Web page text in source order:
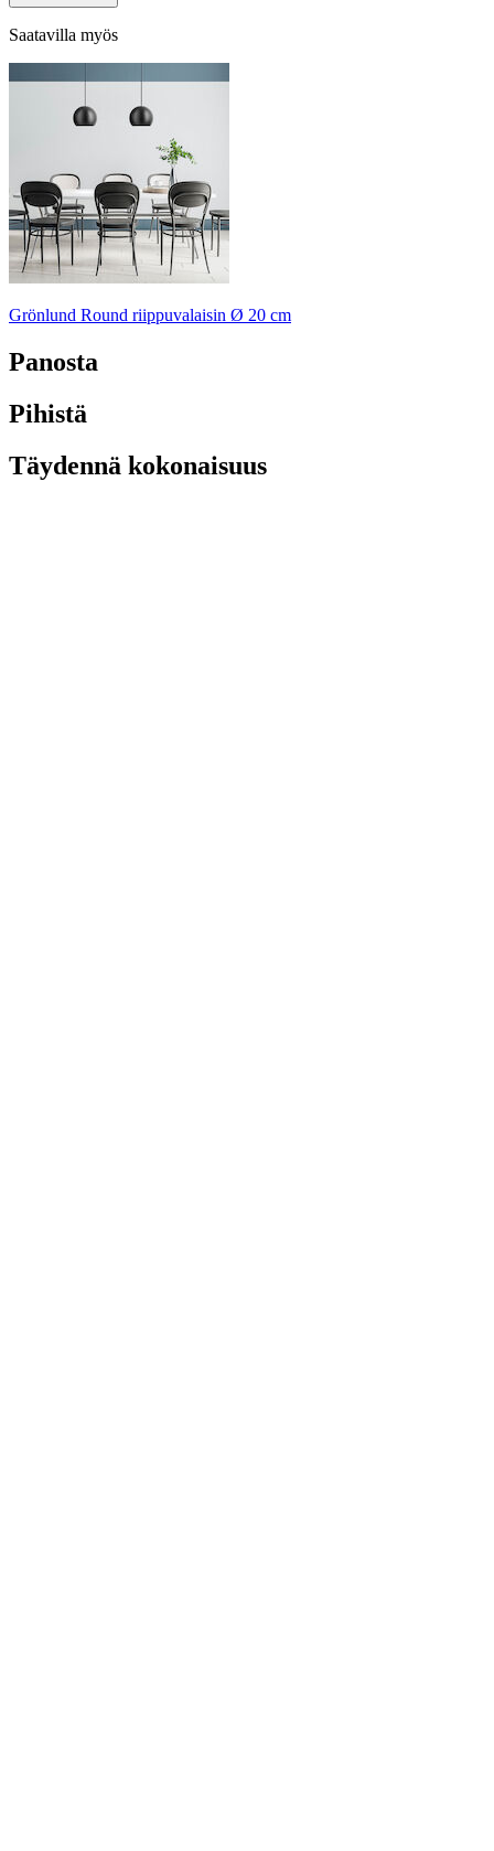
Saatavilla myös
Grönlund Round riippuvalaisin Ø 20 cm
Panosta
Pihistä
Täydennä kokonaisuus